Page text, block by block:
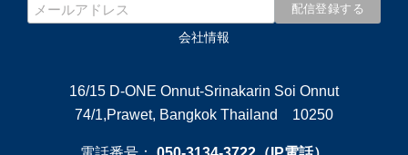
会社情報
16/15 D-ONE Onnut-Srinakarin Soi Onnut
74/1,Prawet, Bangkok Thailand 10250